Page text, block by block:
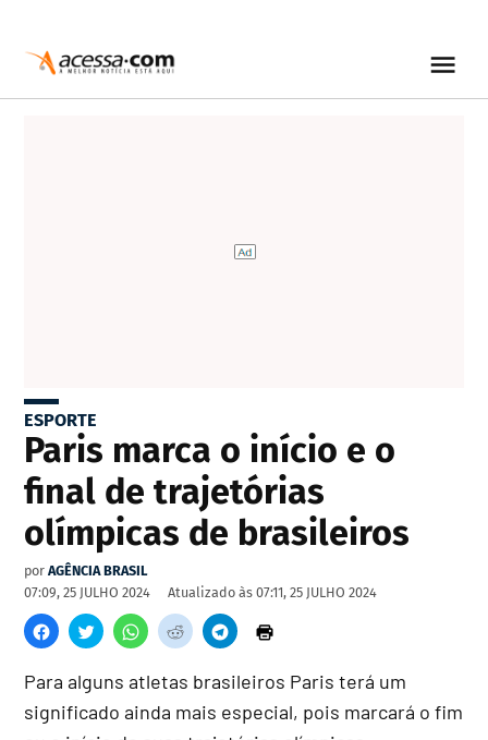
ESPORTE
Paris marca o início e o
final de trajetórias
olímpicas de brasileiros
por AGÊNCIA BRASIL
07:09, 25 JULHO 2024
Atualizado às 07:11, 25 JULHO 2024
Para alguns atletas brasileiros Paris terá um
significado ainda mais especial, pois marcará o fim